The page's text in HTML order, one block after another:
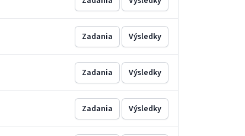
Zadania Výsledky
Zadania Výsledky
Zadania Výsledky